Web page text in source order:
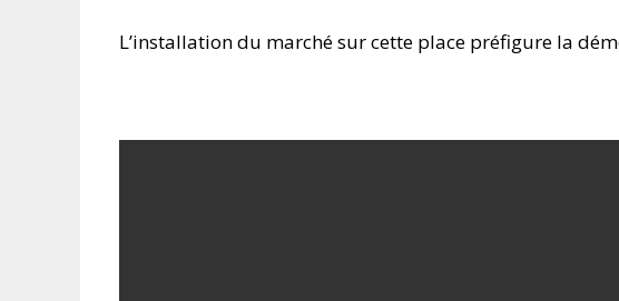
L’installation du marché sur cette place préfigure la